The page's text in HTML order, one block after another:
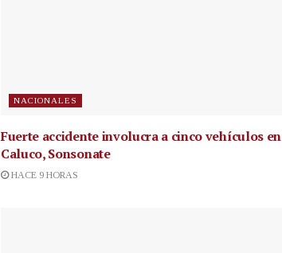
NACIONALES
Fuerte accidente involucra a cinco vehículos en
Caluco, Sonsonate
HACE 9 HORAS